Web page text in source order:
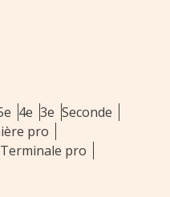
4e 3e Seconde
pro
Terminale pro